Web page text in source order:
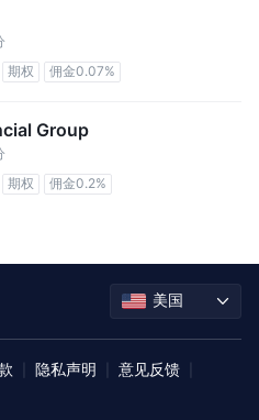
期权 佣金0.07%
Group
期权 佣金0.2%
美国
隐私声明 意见反馈